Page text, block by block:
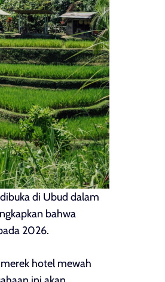
di Ubud dalam
bahwa
2026.
hotel mewah